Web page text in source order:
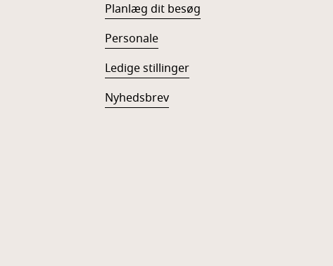
Planlæg dit besøg
Personale
Ledige stillinger
Nyhedsbrev